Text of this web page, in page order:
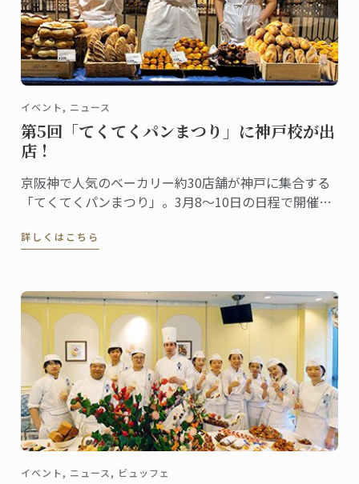
イベント, ニュース
第5回「てくてくパンまつり」に神戸校が出
店！
京阪神で人気のベーカリー約30店舗が神戸に集合する
「てくてくパンまつり」。3月8～10日の日程で開催さ
ベントとしてすっかり定着しました。ル･コルドン･ブ
詳しくはこちら
イベント, ニュース, ビュッフェ